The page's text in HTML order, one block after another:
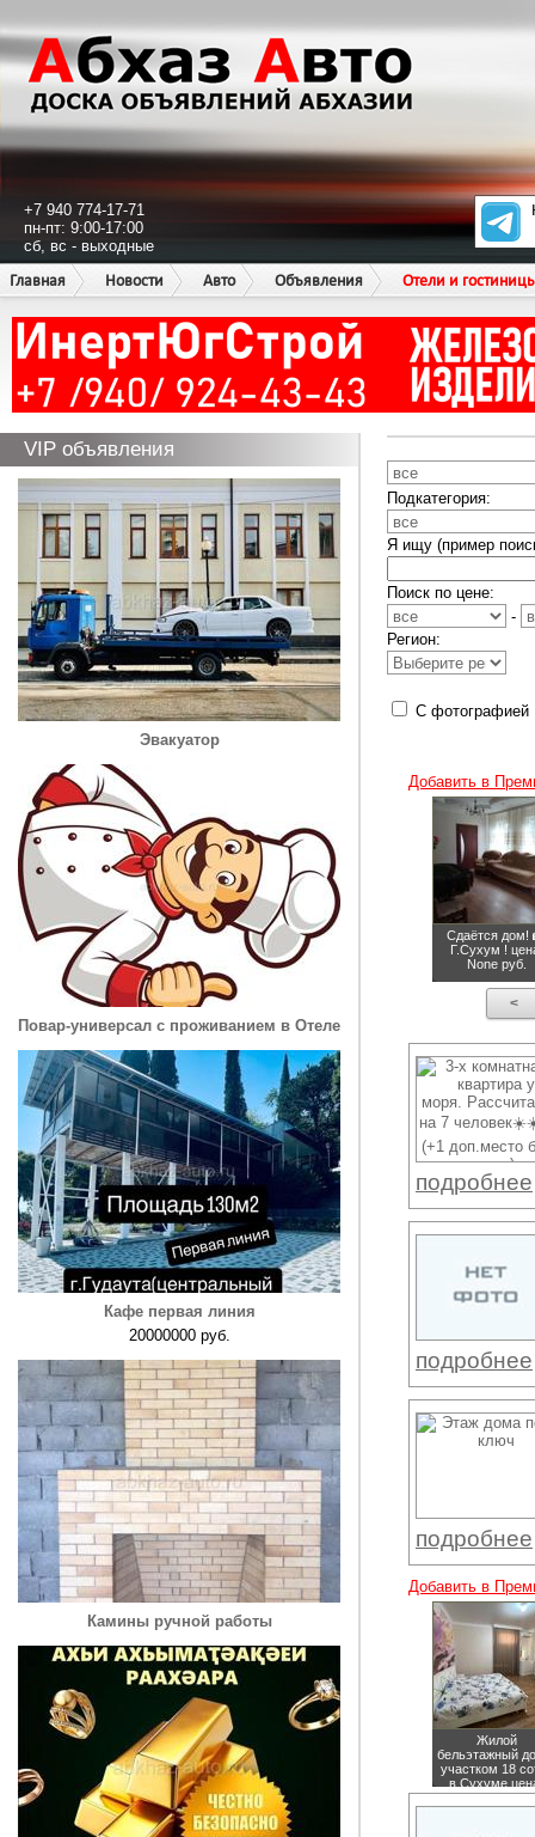
+7 940 774-17-71
пн-пт: 9:00-17:00
сб, вс - выходные
Главная
Новости Авто Объявления Отели и
VIP объявления
Эвакуатор
Повар-универсал с проживанием в Отеле
Кафе первая линия
20000000 руб.
Камины ручной работы
Подкатегория:
Я ищу (пример
Поиск по цене:
-
Регион:
С фотографией
Добавить в
Сдаётся дом!
Г.Сухум !
None руб.
<
подробнее
подробнее
подробнее
Добавить в
Жилой
бельэтажный
участком 18
в Сухуме
15000000